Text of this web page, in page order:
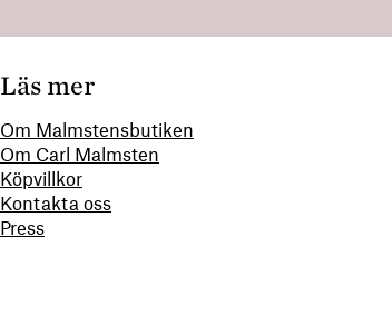
Läs mer
Om Malmstensbutiken
Om Carl Malmsten
Köpvillkor
Kontakta oss
Press